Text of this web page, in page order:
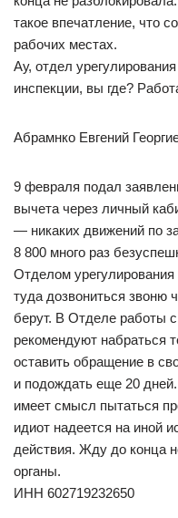
такое впечатление, что
рабочих местах.
Ау, отдел
инспекции, вы где?
Абрамнко Евгений
9 февраля подал
вычета через личный
— никаких движений по
8 800 много раз
Отделом
туда дозвониться звоню
берут. В Отделе работы
рекомендуют набраться
оставить обращение в
и подождать еще 20
имеет смысл пытаться
идиот надеется на иной
действия. Жду до конца
органы.
ИНН 602719232650